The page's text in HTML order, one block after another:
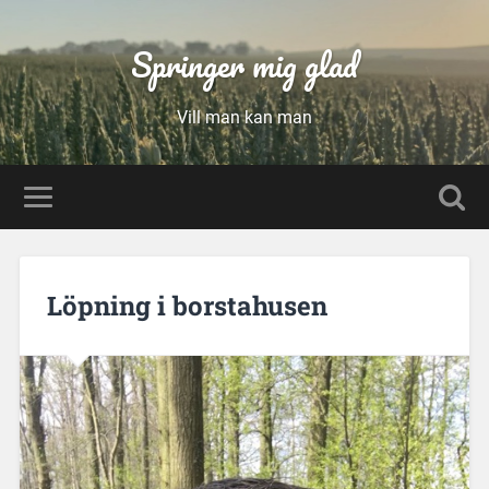
Springer mig glad
Vill man kan man
Löpning i borstahusen